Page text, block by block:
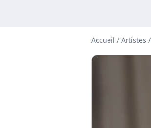
Accueil / Artistes /